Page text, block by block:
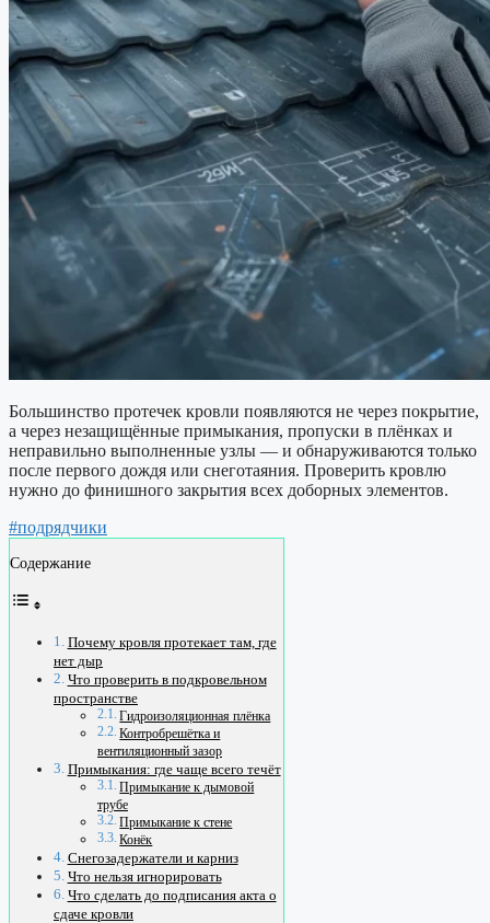
Большинство протечек кровли появляются не через покрытие,
а через незащищённые примыкания, пропуски в плёнках и
неправильно выполненные узлы — и обнаруживаются только
после первого дождя или снеготаяния. Проверить кровлю
нужно до финишного закрытия всех доборных элементов.
#подрядчики
Содержание
Почему кровля протекает там, где
нет дыр
Что проверить в подкровельном
пространстве
Гидроизоляционная плёнка
Контробрешётка и
вентиляционный зазор
Примыкания: где чаще всего течёт
Примыкание к дымовой
трубе
Примыкание к стене
Конёк
Снегозадержатели и карниз
Что нельзя игнорировать
Что сделать до подписания акта о
сдаче кровли